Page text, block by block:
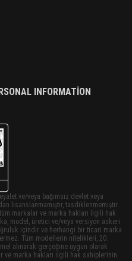
INFORMATION
ve/veya bağımsız devlet veya
lisanslanmamıştır, tasdiklenmemiştir
markalar ve marka hakları ilgili hak
model, üretici ve/veya versiyon askeri
içindir ve herhangi bir ticari marka
Tüm modellerin nitelikleri, 20.
alınarak gerçeğine uygun olarak
ve marka hakları ilgili hak sahiplerinin